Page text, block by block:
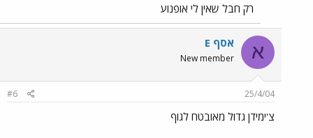
רק חבל שאין לי אופנוע
א אסף E
New member
25/4/04
#6
צ'ימידן גדול מאובטח לגוף